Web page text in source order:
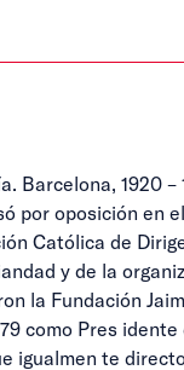
Barcelona, 1920
por oposición en
Católica de
y de la
la Fundación
como Pres
igualmen te